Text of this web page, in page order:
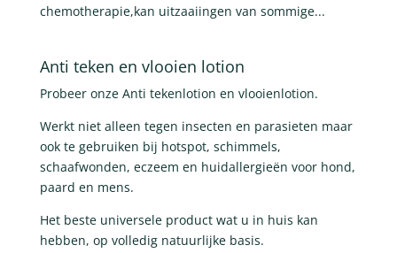
chemotherapie,kan uitzaaiingen van sommige...
Anti teken en vlooien lotion
Probeer onze Anti tekenlotion en vlooienlotion.
Werkt niet alleen tegen insecten en parasieten maar
ook te gebruiken bij hotspot, schimmels,
schaafwonden, eczeem en huidallergieën voor hond,
paard en mens.
Het beste universele product wat u in huis kan
hebben, op volledig natuurlijke basis.